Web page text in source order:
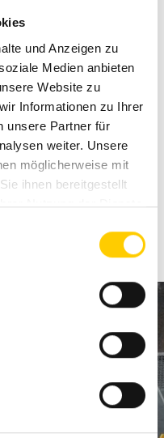
und Anzeigen zu
Medien anbieten
Website zu
Informationen zu Ihrer
unsere Partner für
weiter. Unsere
möglicherweise mit
ihnen bereitgestellt
Nutzung der Dienste
sind unter
die
sind.
Bediener
bedienbar und
geeignet, zum
bei Ab-, Um- oder